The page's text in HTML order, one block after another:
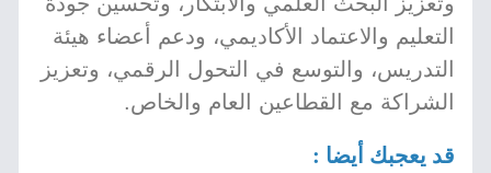
التعليم والاعتماد الأكاديمي، ودعم أعضاء هيئة
التدريس، والتوسع في التحول الرقمي، وتعزيز
الشراكة مع القطاعين العام والخاص.
قد يعجبك أيضا :